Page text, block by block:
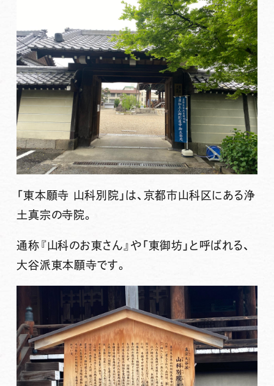
「東本願寺 山科別院」は、京都市山科区にある浄
土真宗の寺院。
通称『山科のお東さん』や「東御坊」と呼ばれる、
大谷派東本願寺です。